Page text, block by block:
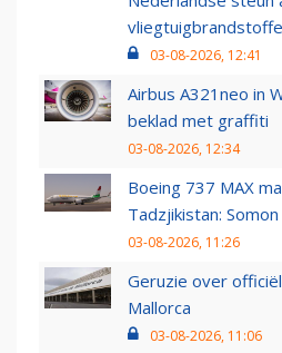
03-08-2026, 12:41
Airbus A321neo in
beklad met graffiti
03-08-2026, 12:34
Boeing 737 MAX
Tadzjikistan:
03-08-2026, 11:26
Geruzie over
Mallorca
03-08-2026, 11:06